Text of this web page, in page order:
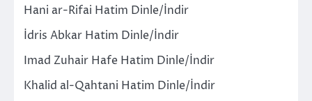
Hani ar-Rifai Hatim Dinle/İndir
İdris Abkar Hatim Dinle/İndir
Imad Zuhair Hafe Hatim Dinle/İndir
Khalid al-Qahtani Hatim Dinle/İndir